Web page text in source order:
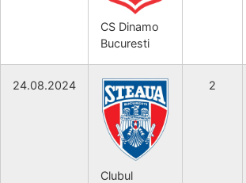
CS Dinamo
Bucuresti
24.08.2024
Clubul
2